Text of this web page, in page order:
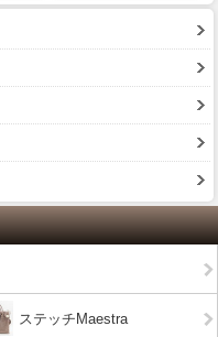
ステッチMaestra